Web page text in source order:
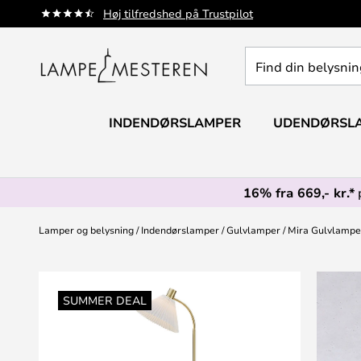
Høj tilfredshed på Trustpilot
Skip
to
din
INDENDØRSLAMPER
16% fra 669,- kr.*
Lamper og belysning Indendørslamper Gulvlamper Mira
SUMMER DEAL